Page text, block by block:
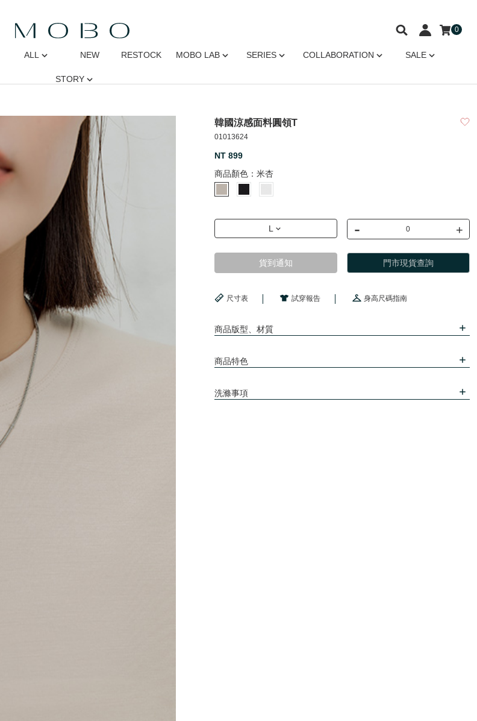
ALL NEW RESTOCK MOBO LAB SERIES COLLABORATION SALE
STORY
0
韓國涼感面料圓領T
01013624
NT 899
商品顏色： 米杏
L - +
貨到通知 門市現貨查詢
尺寸表 試穿報告 身高尺碼指南
商品版型、材質
商品特色
洗滌事項